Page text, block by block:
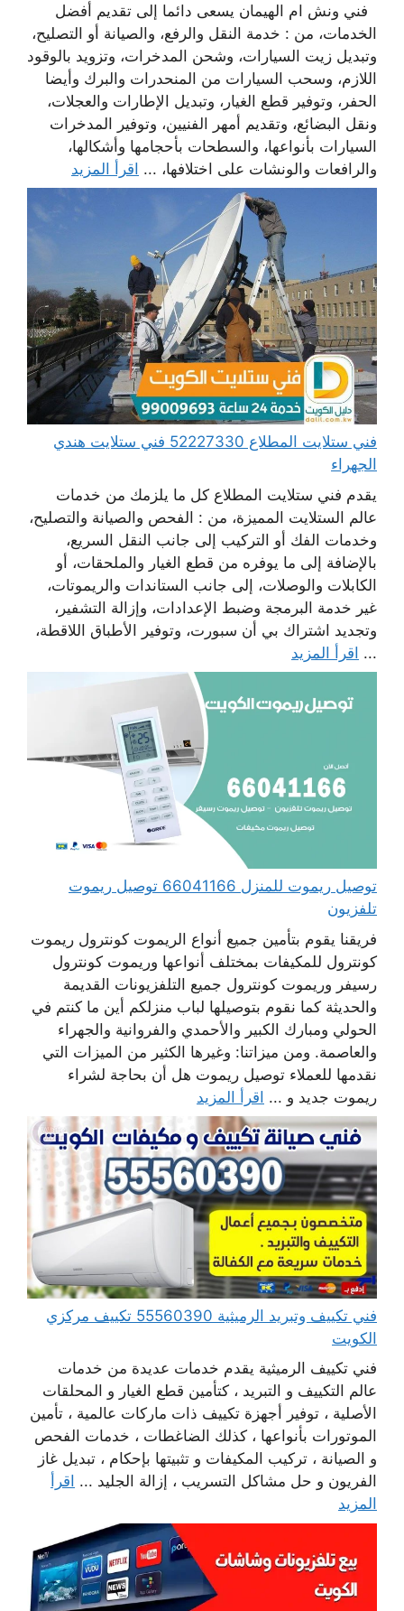
فني ونش ام الهيمان يسعى دائما إلى تقديم أفضل
الخدمات، من : خدمة النقل والرفع، والصيانة أو التصليح،
وتبديل زيت السيارات، وشحن المدخرات، وتزويد بالوقود
اللازم، وسحب السيارات من المنحدرات والبرك وأيضا
الحفر، وتوفير قطع الغيار، وتبديل الإطارات والعجلات،
ونقل البضائع، وتقديم أمهر الفنيين، وتوفير المدخرات
السيارات بأنواعها، والسطحات بأحجامها وأشكالها،
والرافعات والونشات على اختلافها، ... اقرأ المزيد
فني ستلايت المطلاع 52227330 فني ستلايت هندي
الجهراء
يقدم فني ستلايت المطلاع كل ما يلزمك من خدمات
عالم الستلايت المميزة، من : الفحص والصيانة والتصليح،
وخدمات الفك أو التركيب إلى جانب النقل السريع،
بالإضافة إلى ما يوفره من قطع الغيار والملحقات، أو
الكابلات والوصلات، إلى جانب الستاندات والريموتات،
غير خدمة البرمجة وضبط الإعدادات، وإزالة التشفير،
وتجديد اشتراك بي أن سبورت، وتوفير الأطباق اللاقطة،
... اقرأ المزيد
توصيل ريموت للمنزل 66041166 توصيل ريموت
تلفزيون
فريقنا يقوم بتأمين جميع أنواع الريموت كونترول ريموت
كونترول للمكيفات بمختلف أنواعها وريموت كونترول
رسيفر وريموت كونترول جميع التلفزيونات القديمة
والحديثة كما نقوم بتوصيلها لباب منزلكم أين ما كنتم في
الحولي ومبارك الكبير والأحمدي والفروانية والجهراء
والعاصمة. ومن ميزاتنا: وغيرها الكثير من الميزات التي
نقدمها للعملاء توصيل ريموت هل أن بحاجة لشراء
ريموت جديد و ... اقرأ المزيد
فني تكييف وتبريد الرميثية 55560390 تكييف مركزي
الكويت
فني تكييف الرميثية يقدم خدمات عديدة من خدمات
عالم التكييف و التبريد ، كتأمين قطع الغيار و المحلقات
الأصلية ، توفير أجهزة تكييف ذات ماركات عالمية ، تأمين
الموتورات بأنواعها ، كذلك الضاغطات ، خدمات الفحص
و الصيانة ، تركيب المكيفات و تثبيتها بإحكام ، تبديل غاز
الفريون و حل مشاكل التسريب ، إزالة الجليد ... اقرأ
المزيد